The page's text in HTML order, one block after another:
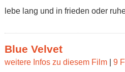
lebe lang und in frieden oder
Blue Velvet
weitere Infos zu diesem Film | 9